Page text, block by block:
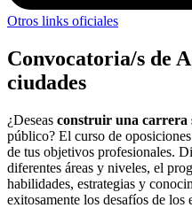
Otros links oficiales
Convocatoria/s de
ciudades
¿Deseas construir una carrera
público? El curso de
de tus objetivos profesionales.
diferentes áreas y niveles, el
habilidades, estrategias y
exitosamente los desafíos de los